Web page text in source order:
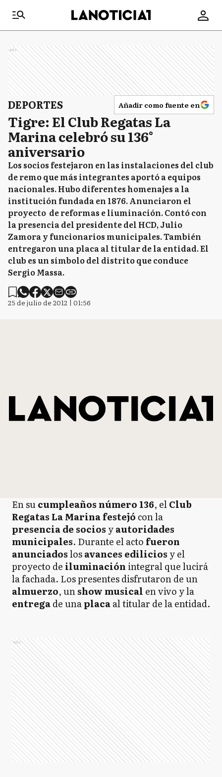
Ads
DEPORTES Añadir como fuente en
Tigre: El Club Regatas La
Marina celebró su 136°
aniversario
Los socios festejaron en las instalaciones del club
de remo que más integrantes aportó a equipos
nacionales. Hubo diferentes homenajes a la
institución fundada en 1876. Anunciaron el
proyecto de reformas e liuminación. Contó con
la presencia del presidente del HCD, Julio
Zamora y funcionarios municipales. También
entregaron una placa al titular de la entidad. El
club es un símbolo del distrito que conduce
Sergio Massa.
25 de julio de 2012 | 01:56
En sucumpleaños número 136, elClub
Regatas La Marina festejó con la
presencia de socios yautoridades
municipales. Durante el acto fueron
anunciadoslosavances edilicios y el
proyecto de iluminación integral que lucirá
la fachada. Los presentes disfrutaron de un
almuerzo, unshow musical en vivo y la
entregade unaplacaal titular de la entidad.
Ads